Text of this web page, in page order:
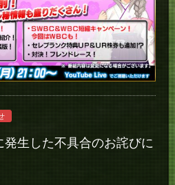
生した不具合のお詫びに